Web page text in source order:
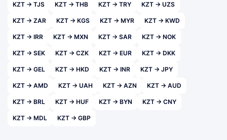
KZT → TJS KZT → THB KZT → TRY KZT → UZS
KZT → ZAR KZT → KGS KZT → MYR KZT → KWD
KZT → IRR KZT → MXN KZT → SAR KZT → NOK
KZT → SEK KZT → CZK KZT → EUR KZT → DKK
KZT → GEL KZT → HKD KZT → INR KZT → JPY
KZT → AMD KZT → UAH KZT → AZN KZT → AUD
KZT → BRL KZT → HUF KZT → BYN KZT → CNY
KZT → MDL KZT → GBP